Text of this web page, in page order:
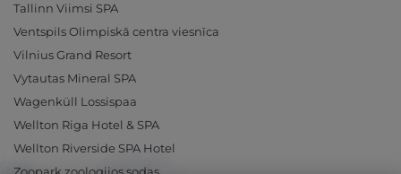
Tallinn Viimsi SPA
Ventspils Olimpiskā centra viesnīca
Vilnius Grand Resort
Vytautas Mineral SPA
Wagenküll Lossispaa
Wellton Riga Hotel & SPA
Wellton Riverside SPA Hotel